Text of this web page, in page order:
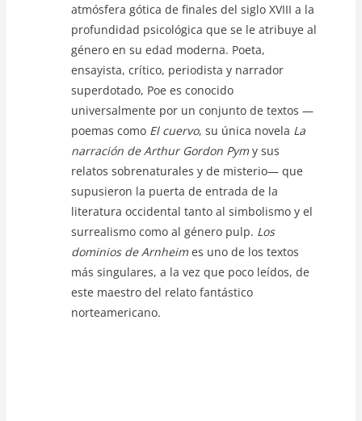
atmósfera gótica de finales del siglo XVIII a la
profundidad psicológica que se le atribuye al
género en su edad moderna. Poeta,
ensayista, crítico, periodista y narrador
superdotado, Poe es conocido
universalmente por un conjunto de textos —
poemas como El cuervo, su única novela La
narración de Arthur Gordon Pymy sus
relatos sobrenaturales y de misterio— que
supusieron la puerta de entrada de la
literatura occidental tanto al simbolismo y el
surrealismo como al género pulp. Los
dominios de Arnheimes uno de los textos
más singulares, a la vez que poco leídos, de
este maestro del relato fantástico
norteamericano.